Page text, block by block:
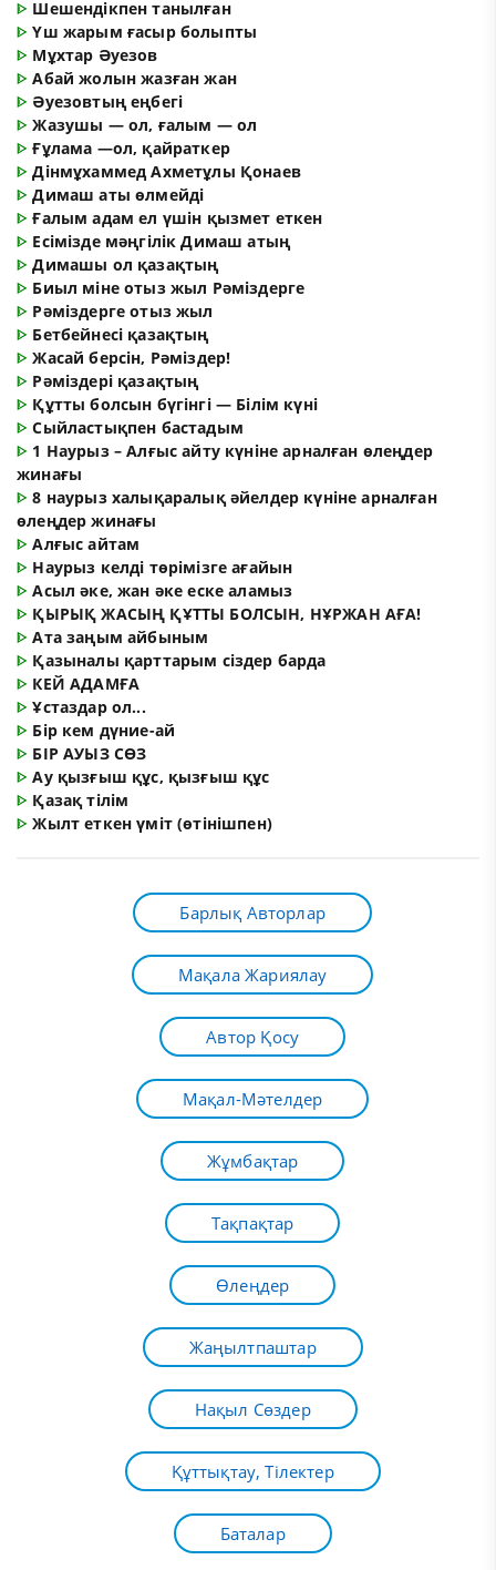
ᐈ Шешендікпен танылған
ᐈҮш жарым ғасыр болыпты
ᐈ Мұхтар Әуезов
ᐈАбай жолын жазған жан
ᐈ Әуезовтың еңбегі
ᐈЖазушы — ол, ғалым — ол
ᐈҒұлама —ол, қайраткер
ᐈДінмұхаммед Ахметұлы Қонаев
ᐈДимаш аты өлмейді
ᐈҒалым адам ел үшін қызмет еткен
ᐈ Есімізде мәңгілік Димаш атың
ᐈДимашы ол қазақтың
ᐈ Биыл міне отыз жыл Рәміздерге
ᐈ Рәміздерге отыз жыл
ᐈ Бетбейнесі қазақтың
ᐈЖасай берсін, Рәміздер!
ᐈ Рәміздері қазақтың
ᐈ Құтты болсын бүгінгі — Білім күні
ᐈСыйластықпен бастадым
ᐈ 1 Наурыз – Алғыс айту күніне арналған өлеңдер
жинағы
ᐈ8 наурыз халықаралық әйелдер күніне арналған
өлеңдер жинағы
ᐈАлғыс айтам
ᐈ Наурыз келді төрімізге ағайын
ᐈАсыл әке, жан әке еске аламыз
ᐈ ҚЫРЫҚ ЖАСЫҢ ҚҰТТЫ БОЛСЫН, НҰРЖАН АҒА!
ᐈАта заңым айбыным
ᐈ Қазыналы қарттарым сіздер барда
ᐈ КЕЙ АДАМҒА
ᐈҰстаздар ол...
ᐈ Бір кем дүние-ай
ᐈ БІР АУЫЗ СӨЗ
ᐈАу қызғыш құс, қызғыш құс
ᐈ Қазақ тілім
ᐈЖылт еткен үміт (өтінішпен)
Барлық Авторлар
Мақала Жариялау
Автор Қосу
Мақал-Мәтелдер
Жұмбақтар
Тақпақтар
Өлеңдер
Жаңылтпаштар
Нақыл Сөздер
Құттықтау, Тілектер
Баталар